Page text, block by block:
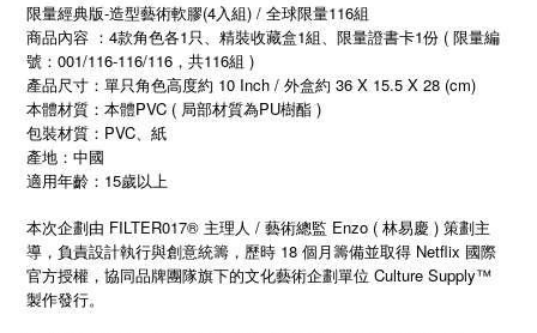
限量經典版-造型藝術軟膠(4入組) / 全球限量116組
商品內容 ：4款角色各1只、精裝收藏盒1組、限量證書卡1份 ( 限量編
號：001/116-116/116，共116組 )
產品尺寸：單只角色高度約 10 Inch / 外盒約 36 X 15.5 X 28 (cm)
本體材質：本體PVC ( 局部材質為PU樹酯 )
包裝材質：PVC、紙
產地：中國
適用年齡：15歲以上
本次企劃由 FILTER017® 主理人 / 藝術總監 Enzo ( 林易慶 ) 策劃主
導，負責設計執行與創意統籌，歷時 18 個月籌備並取得 Netflix 國際
官方授權，協同品牌團隊旗下的文化藝術企劃單位 Culture Supply™
製作發行。